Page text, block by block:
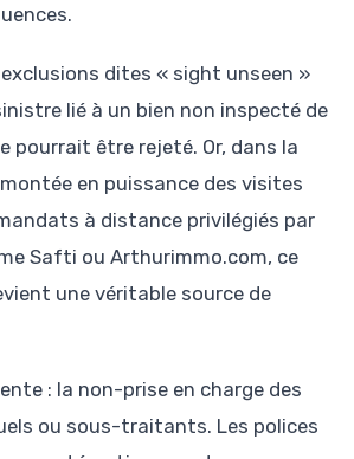
exclusions dites « sight unseen »
lié à un bien non inspecté de
pourrait être rejeté. Or, dans la
en puissance des visites
à distance privilégiés par
Safti ou Arthurimmo.com, ce
une véritable source de
: la non-prise en charge des
ou sous-traitants. Les polices